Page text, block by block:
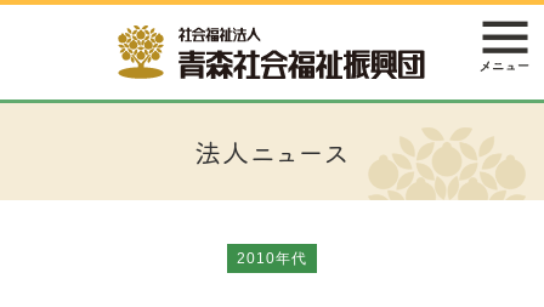
法人ニュース
2010年代